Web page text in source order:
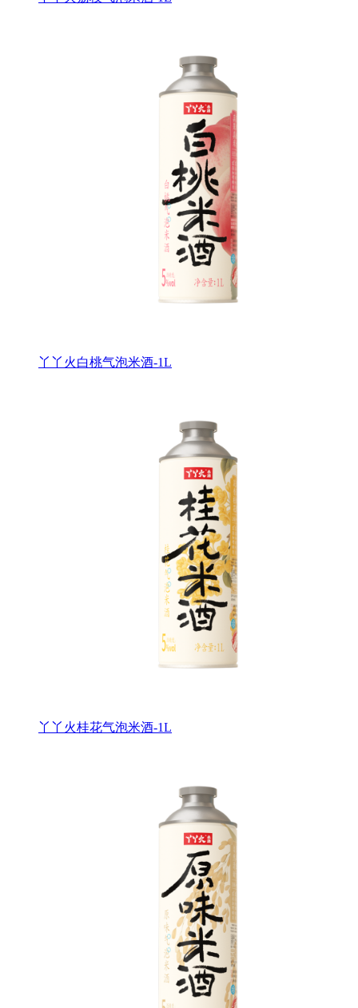
丫丫火白桃气泡米酒-1L
丫丫火桂花气泡米酒-1L